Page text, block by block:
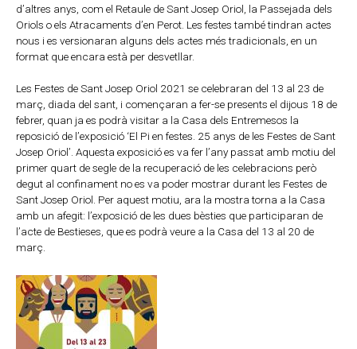
d’altres anys, com el Retaule de Sant Josep Oriol, la Passejada dels
Oriols o els Atracaments d’en Perot. Les festes també tindran actes
nous i es versionaran alguns dels actes més tradicionals, en un
format que encara està per desvetllar.
Les Festes de Sant Josep Oriol 2021 se celebraran del 13 al 23 de
març, diada del sant, i començaran a fer-se presents el dijous 18 de
febrer, quan ja es podrà visitar a la Casa dels Entremesos la
reposició de l’exposició ‘El Pi en festes. 25 anys de les Festes de Sant
Josep Oriol’. Aquesta exposició es va fer l’any passat amb motiu del
primer quart de segle de la recuperació de les celebracions però
degut al confinament no es va poder mostrar durant les Festes de
Sant Josep Oriol. Per aquest motiu, ara la mostra torna a la Casa
amb un afegit: l’exposició de les dues bèsties que participaran de
l’acte de Bestieses, que es podrà veure a la Casa del 13 al 20 de
març.